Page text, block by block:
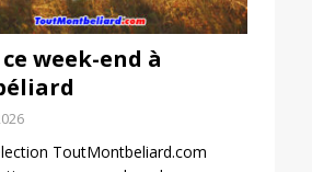
week-end à
ToutMontbeliard.com